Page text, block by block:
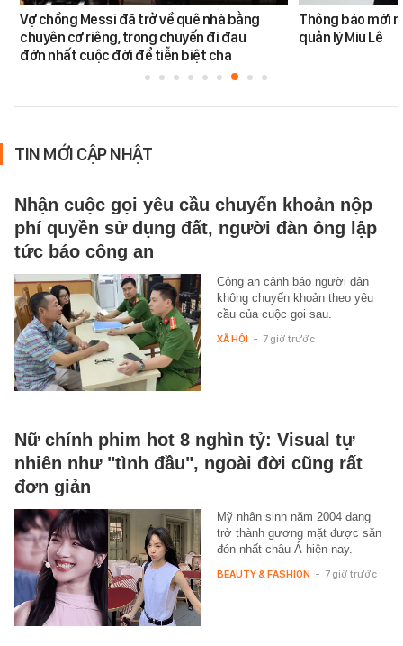
Vợ chồng Messi đã trở về quê nhà bằng
chuyên cơ riêng, trong chuyến đi đau
đớn nhất cuộc đời để tiễn biệt cha
Thông báo mới
quản lý Miu Lê
TIN MỚI CẬP NHẬT
Nhận cuộc gọi yêu cầu chuyển khoản nộp
phí quyền sử dụng đất, người đàn ông lập
tức báo công an
Công an cảnh báo người dân
không chuyển khoản theo yêu
cầu của cuộc gọi sau.
XÃ HỘI - 7 giờ trước
Nữ chính phim hot 8 nghìn tỷ: Visual tự
nhiên như "tình đầu", ngoài đời cũng rất
đơn giản
Mỹ nhân sinh năm 2004 đang
trở thành gương mặt được săn
đón nhất châu Á hiện nay.
BEAUTY & FASHION - 7 giờ trước